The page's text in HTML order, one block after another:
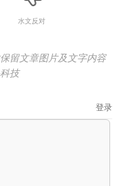
水文反对
留文章图片及文字内容
技
登录